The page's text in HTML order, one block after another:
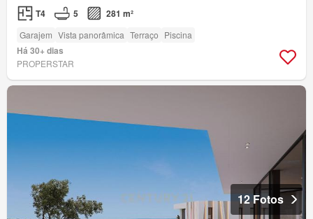
T4 5 281 m²
Garajem Vista panorâmica Terraço Piscina
Há 30+ dias
PROPERSTAR
12 Fotos